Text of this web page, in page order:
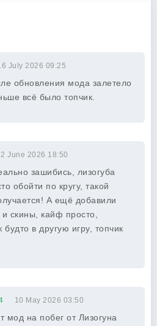
July 2026 09:25
обновления мода залетело
всё было топчик.
2 June 2026 18:50
зашибись, лизогуба
обойти по кругу, такой
А ещё добавили
скины, кайф просто,
будто в другую игру, топчик
10 May 2026 03:50
мод на побег от Лизогуна